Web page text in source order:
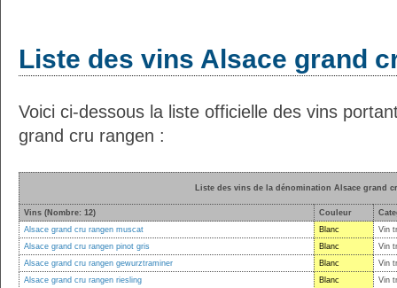
Liste des vins Alsace grand
Voici ci-dessous la liste officielle des vins
grand cru rangen :
Liste des vins de la dénomination Alsace grand
Vins (Nombre: 12) Couleur
Alsace grand cru rangen muscat
Blanc
Vin
Alsace grand cru rangen pinot gris
Blanc
Vin
Alsace grand cru rangen gewurztraminer
Blanc
Vin
Alsace grand cru rangen riesling
Blanc
Vin